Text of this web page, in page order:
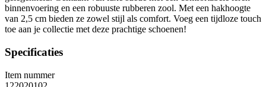
binnenvoering en een robuuste rubberen zool. Met een hakhoogte
van 2,5 cm bieden ze zowel stijl als comfort. Voeg een tijdloze touch
toe aan je collectie met deze prachtige schoenen!
Specificaties
Item nummer